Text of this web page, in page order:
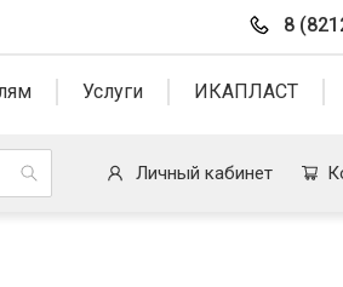
8
Услуги ИКАПЛАСТ
Личный кабинет